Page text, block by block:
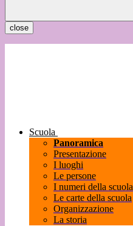
close
Scuola
Panoramica
Presentazione
I luoghi
Le persone
I numeri della scuola
Le carte della scuola
Organizzazione
La storia